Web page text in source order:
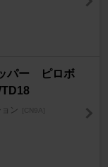
パー ピロボ
ン [CN9A]